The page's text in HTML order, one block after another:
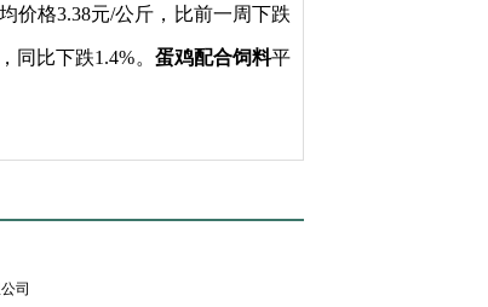
价格3.38元/公斤，比前一周下跌
同比下跌1.4%。 蛋鸡配合饲料平
司